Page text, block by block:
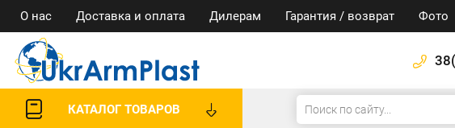
О нас Доставка и оплата Дилерам Гарантия / возврат Фото
КАТАЛОГ ТОВАРОВ